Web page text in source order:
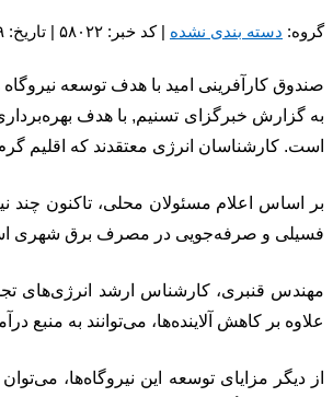
گروه: دسته بندی نشده | کد خبر: ۵۸۰۲۲ | تاریخ: ۹ اردیبهشت ۱۴۰۴ - ۹:۲۵
صندوق کارآفرینی امید با هدف توسعه نیروگاه های تجدید
به گزارش خبرگزای تسنیم, با هدف
است. کارشناسان انرژی معتقدند که اقلیم
بر اساس اعلام مسئولان محلی، تاکنون
فسیلی و صرفه‌جویی در مصرف برق شهری
مهندس قنبری، کارشناس ارشد انرژی‌های
علاوه بر کاهش آلاینده‌ها، می‌توانند به منبع
از دیگر مزایای توسعه این نیروگاه‌ها،